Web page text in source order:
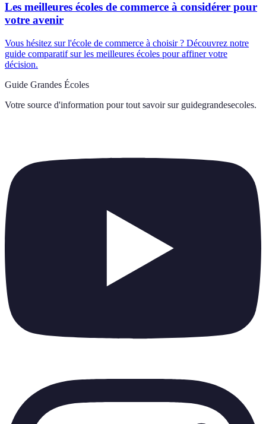
Les meilleures écoles de commerce à considérer pour
votre avenir
Vous hésitez sur l'école de commerce à choisir ? Découvrez notre
guide comparatif sur les meilleures écoles pour affiner votre
décision.
Guide Grandes Écoles
Votre source d'information pour tout savoir sur guidegrandesecoles.